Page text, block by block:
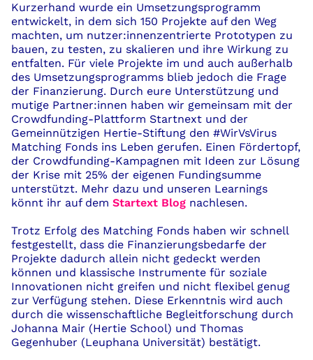
Kurzerhand wurde ein Umsetzungsprogramm
entwickelt, in dem sich 150 Projekte auf den Weg
machten, um nutzer:innenzentrierte Prototypen zu
bauen, zu testen, zu skalieren und ihre Wirkung zu
entfalten. Für viele Projekte im und auch außerhalb
des Umsetzungsprogramms blieb jedoch die Frage
der Finanzierung. Durch eure Unterstützung und
mutige Partner:innen haben wir gemeinsam mit der
Crowdfunding-Plattform Startnext und der
Gemeinnützigen Hertie-Stiftung den #WirVsVirus
Matching Fonds ins Leben gerufen. Einen Fördertopf,
der Crowdfunding-Kampagnen mit Ideen zur Lösung
der Krise mit 25% der eigenen Fundingsumme
unterstützt. Mehr dazu und unseren Learnings
könnt ihr auf dem Startext Blog nachlesen.
Trotz Erfolg des Matching Fonds haben wir schnell
festgestellt, dass die Finanzierungsbedarfe der
Projekte dadurch allein nicht gedeckt werden
können und klassische Instrumente für soziale
Innovationen nicht greifen und nicht flexibel genug
zur Verfügung stehen. Diese Erkenntnis wird auch
durch die wissenschaftliche Begleitforschung durch
Johanna Mair (Hertie School) und Thomas
Gegenhuber (Leuphana Universität) bestätigt.